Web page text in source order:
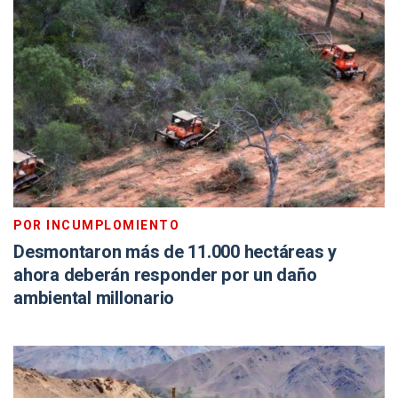
POR INCUMPLOMIENTO
Desmontaron más de 11.000 hectáreas y
ahora deberán responder por un daño
ambiental millonario